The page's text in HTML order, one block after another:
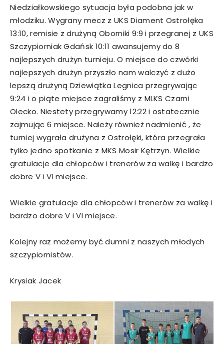
Niedziałkowskiego sytuacja była podobna jak w
młodziku. Wygrany mecz z UKS Diament Ostrołęka
13:10, remisie z drużyną Oborniki 9:9 i przegranej z UKS
Szczypiorniak Gdańsk 10:11 awansujemy do 8
najlepszych drużyn turnieju. O miejsce do czwórki
najlepszych drużyn przyszło nam walczyć z dużo
lepszą drużyną Dziewiątka Legnica przegrywając
9:24 i o piąte miejsce zagraliśmy z MLKS Czarni
Olecko. Niestety przegrywamy 12:22 i ostatecznie
zajmując 6 miejsce. Należy również nadmienić , że
turniej wygrała drużyna z Ostrołęki, która przegrała
tylko jedno spotkanie z MKS Mosir Kętrzyn. Wielkie
gratulacje dla chłopców i trenerów za walkę i bardzo
dobre V i VI miejsce.
Wielkie gratulacje dla chłopców i trenerów za walkę i
bardzo dobre V i VI miejsce.
Kolejny raz możemy być dumni z naszych młodych
szczypiornistów.
Krysiak Jacek